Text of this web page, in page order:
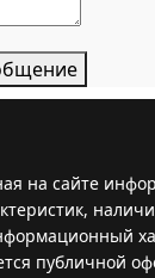
на сайте
публичной